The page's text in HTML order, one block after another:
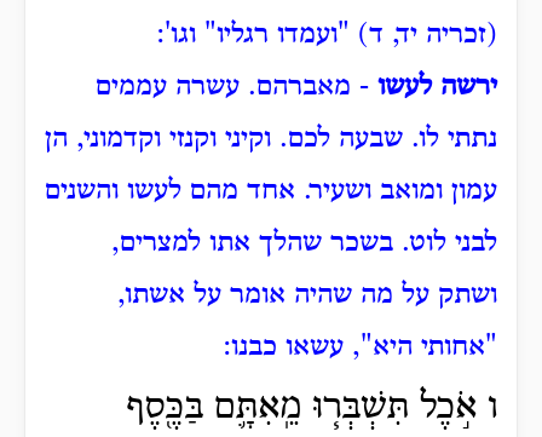
(זכריה יד, ד) "ועמדו רגליו" וגו':
ירשה לעשו - מאברהם. עשרה עממים
נתתי לו. שבעה לכם. וקיני וקנזי וקדמוני, הן
עמון ומואב ושעיר. אחד מהם לעשו והשנים
לבני לוט. בשכר שהלך אתו למצרים,
ושתק על מה שהיה אומר על אשתו,
"אחותי היא", עשאו כבנו:
ו אֹ֣כֶל תִּשְׁבְּר֧וּ מֵֽאִתָּ֛ם בַּכֶּ֖סֶף